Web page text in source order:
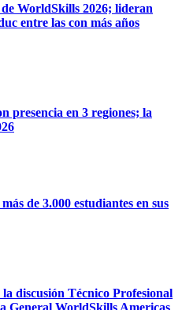
WorldSkills 2026; lideran
entre las con más años
presencia en 3 regiones; la
de 3.000 estudiantes en sus
discusión Técnico Profesional